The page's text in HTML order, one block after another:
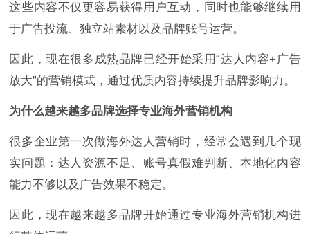
这些内容不仅更容易获得用户互动，同时也能够继续用
于广告投流、独立站素材以及品牌账号运营。
因此，现在很多成熟品牌已经开始采用“达人内容+广告
放大”的营销模式，通过优质内容持续提升品牌影响力。
为什么越来越多品牌选择专业海外营销机构
很多企业第一次做海外达人营销时，经常会遇到几个现
实问题：达人资源不足、账号真假难判断、本地化内容
能力不够以及广告效果不稳定。
因此，现在越来越多品牌开始通过专业海外营销机构进